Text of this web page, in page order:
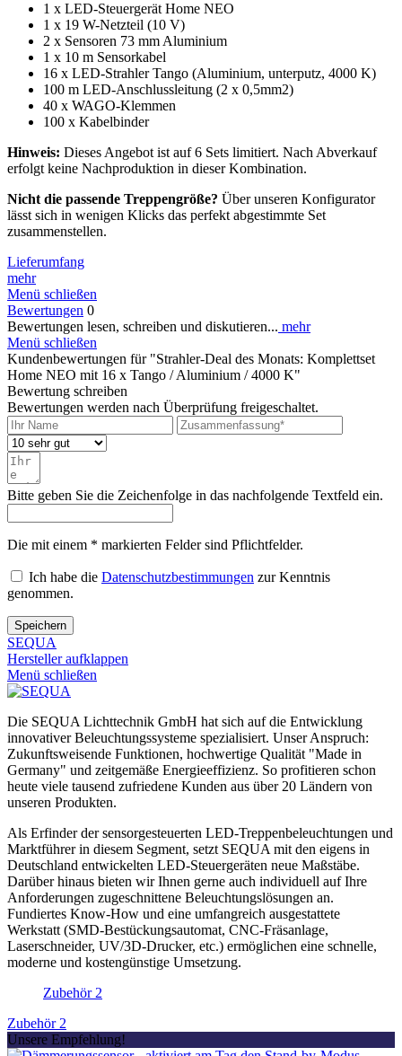
1 x LED-Steuergerät Home NEO
1 x 19 W-Netzteil (10 V)
2 x Sensoren 73 mm Aluminium
1 x 10 m Sensorkabel
16 x LED-Strahler Tango (Aluminium, unterputz, 4000 K)
100 m LED-Anschlussleitung (2 x 0,5mm2)
40 x WAGO-Klemmen
100 x Kabelbinder
Hinweis: Dieses Angebot ist auf 6 Sets limitiert. Nach Abverkauf
erfolgt keine Nachproduktion in dieser Kombination.
Nicht die passende Treppengröße? Über unseren Konfigurator
lässt sich in wenigen Klicks das perfekt abgestimmte Set
zusammenstellen.
Lieferumfang
mehr
Menü schließen
Bewertungen 0
Bewertungen lesen, schreiben und diskutieren... mehr
Menü schließen
Kundenbewertungen für "Strahler-Deal des Monats: Komplettset
Home NEO mit 16 x Tango / Aluminium / 4000 K"
Bewertung schreiben
Bewertungen werden nach Überprüfung freigeschaltet.
Bitte geben Sie die Zeichenfolge in das nachfolgende Textfeld ein.
Die mit einem * markierten Felder sind Pflichtfelder.
Ich habe die Datenschutzbestimmungen zur Kenntnis
genommen.
Speichern
SEQUA
Hersteller aufklappen
Menü schließen
Die SEQUA Lichttechnik GmbH hat sich auf die Entwicklung
innovativer Beleuchtungssysteme spezialisiert. Unser Anspruch:
Zukunftsweisende Funktionen, hochwertige Qualität "Made in
Germany" und zeitgemäße Energieeffizienz. So profitieren schon
heute viele tausend zufriedene Kunden aus über 20 Ländern von
unseren Produkten.
Als Erfinder der sensorgesteuerten LED-Treppenbeleuchtungen und
Marktführer in diesem Segment, setzt SEQUA mit den eigens in
Deutschland entwickelten LED-Steuergeräten neue Maßstäbe.
Darüber hinaus bieten wir Ihnen gerne auch individuell auf Ihre
Anforderungen zugeschnittene Beleuchtungslösungen an.
Fundiertes Know-How und eine umfangreich ausgestattete
Werkstatt (SMD-Bestückungsautomat, CNC-Fräsanlage,
Laserschneider, UV/3D-Drucker, etc.) ermöglichen eine schnelle,
moderne und kostengünstige Umsetzung.
Zubehör 2
Zubehör 2
Unsere Empfehlung!